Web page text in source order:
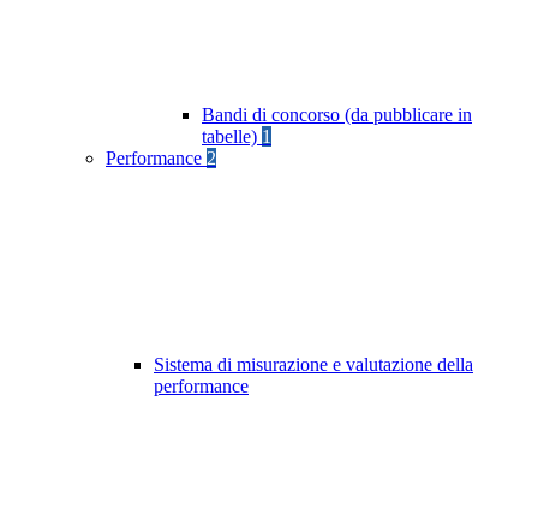
Bandi di concorso (da pubblicare in
tabelle) 1
Performance 2
Sistema di misurazione e valutazione della
performance